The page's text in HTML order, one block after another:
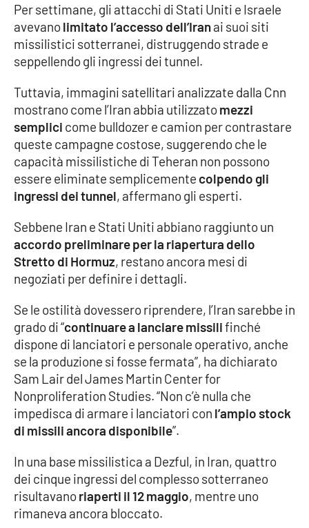
Economia e Lavoro
Politica
Sanità
Società
Sport
Good Morning Vietnam
Parchi Marini Calabria
Leggendo Alvaro insieme
Imprese Di Calabria
Le perfidie di Antonella Grippo
Venti di comunicazione
STREAMING
LaC TV
Per settimane, gli attacchi di Stati Uniti e Israele
avevanolimitato l’accesso dell’Iranai suoi siti
missilistici sotterranei, distruggendo strade e
seppellendo gli ingressi dei tunnel.
Tuttavia, immagini satellitari analizzate dalla Cnn
mostrano come l’Iran abbia utilizzatomezzi
semplici come bulldozer e camion per contrastare
queste campagne costose, suggerendo che le
capacità missilistiche di Teheran non possono
essere eliminate semplicemente colpendo gli
ingressi dei tunnel, affermano gli esperti.
Sebbene Iran e Stati Uniti abbiano raggiunto un
accordo preliminare per la riapertura dello
Stretto di Hormuz, restano ancora mesi di
negoziati per definire i dettagli.
Se le ostilità dovessero riprendere, l’Iran sarebbe in
grado di “continuare a lanciare missilifinché
dispone di lanciatori e personale operativo, anche
se la produzione si fosse fermata”, ha dichiarato
Sam Lair del James Martin Center for
Nonproliferation Studies. “Non c’è nulla che
impedisca di armare i lanciatori con l’ampio stock
di missili ancora disponibile”.
In una base missilistica a Dezful, in Iran, quattro
dei cinque ingressi del complesso sotterraneo
risultavanoriaperti il 12 maggio, mentre uno
rimaneva ancora bloccato.